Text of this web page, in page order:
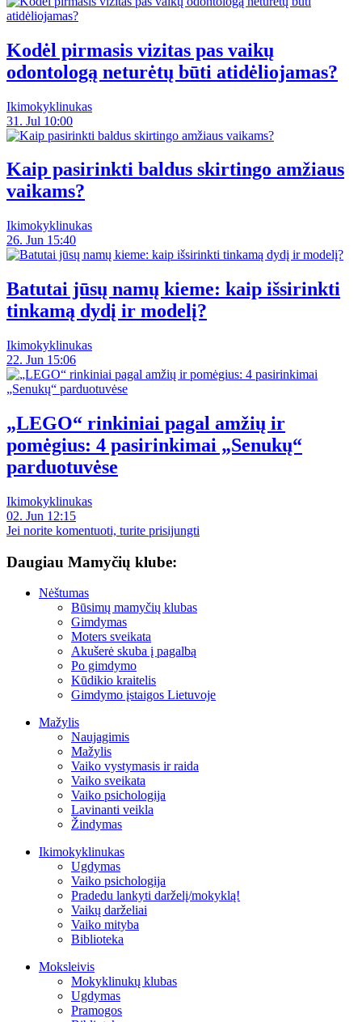
Kodėl pirmasis vizitas pas vaikų
odontologą neturėtų būti atidėliojamas?
Ikimokyklinukas
31. Jul 10:00
Kaip pasirinkti baldus skirtingo amžiaus
vaikams?
Ikimokyklinukas
26. Jun 15:40
Batutai jūsų namų kieme: kaip išsirinkti
tinkamą dydį ir modelį?
Ikimokyklinukas
22. Jun 15:06
„LEGO“ rinkiniai pagal amžių ir
pomėgius: 4 pasirinkimai „Senukų“
parduotuvėse
Ikimokyklinukas
02. Jun 12:15
Jei norite komentuoti, turite prisijungti
Daugiau Mamyčių klube:
Nėštumas
Būsimų mamyčių klubas
Gimdymas
Moters sveikata
Akušerė skuba į pagalbą
Po gimdymo
Kūdikio kraitelis
Gimdymo įstaigos Lietuvoje
Mažylis
Naujagimis
Mažylis
Vaiko vystymasis ir raida
Vaiko sveikata
Vaiko psichologija
Lavinanti veikla
Žindymas
Ikimokyklinukas
Ugdymas
Vaiko psichologija
Pradedu lankyti darželį/mokyklą!
Vaikų darželiai
Vaiko mityba
Biblioteka
Moksleivis
Mokyklinukų klubas
Ugdymas
Pramogos